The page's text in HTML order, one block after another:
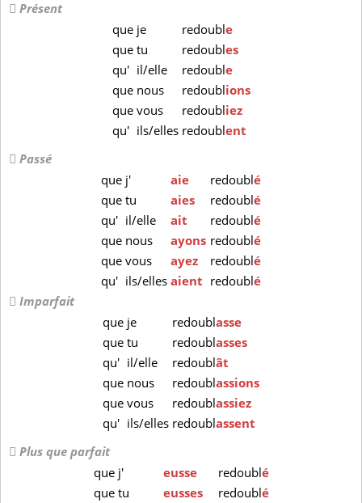
Présent
que je redouble
que tu redoubles
qu' il/elle redouble
que nous redoublions
que vous redoubliez
qu' ils/elles redoublent
Passé
que j' aie redoublé
quetu aies redoublé
qu' il/elle ait redoublé
que nous ayons redoublé
quevous ayez redoublé
qu' ils/ellesaient redoublé
Imparfait
que je redoublasse
quetu redoublasses
qu' il/elle redoublât
que nous redoublassions
quevous redoublassiez
qu' ils/elles redoublassent
Plus que parfait
que j' eusse redoublé
que tu eusses redoublé